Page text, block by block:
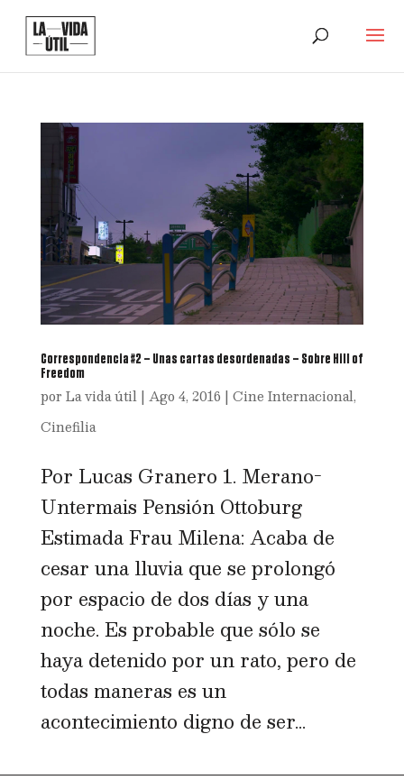
Correspondencia #2 – Unas cartas desordenadas – Sobre Hill of
Freedom
por La vida útil| Ago 4, 2016 | Cine Internacional,
Cinefilia
Por Lucas Granero 1. Merano-
Untermais Pensión Ottoburg
Estimada Frau Milena: Acaba de
cesar una lluvia que se prolongó
por espacio de dos días y una
noche. Es probable que sólo se
haya detenido por un rato, pero de
todas maneras es un
acontecimiento digno de ser...